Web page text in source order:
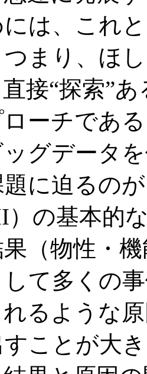
は、これ
まり、ほ
接“探索”
ーチであ
グデータ
に迫るの
）の基本的
（物性・
て多くの
るような
ことが大